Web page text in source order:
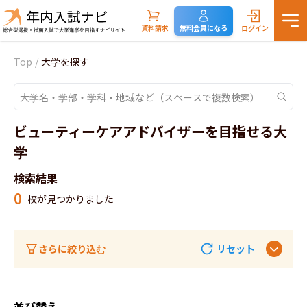
資料請求 無料会員になる ログイン
Top / 大学を探す
ビューティーケアアドバイザーを目指せる大
学
検索結果
0 校が見つかりました
さらに絞り込む リセット